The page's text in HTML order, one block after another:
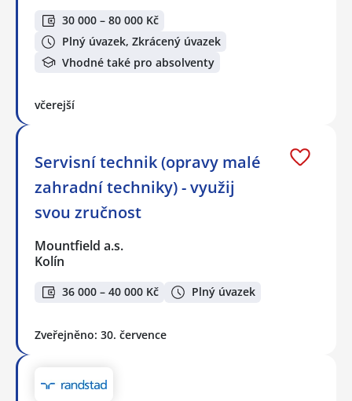
30 000 – 80 000 Kč
Plný úvazek, Zkrácený úvazek
Vhodné také pro absolventy
včerejší
Servisní technik (opravy malé
zahradní techniky) - využij
svou zručnost
Mountfield a.s.
Kolín
36 000 – 40 000 Kč Plný úvazek
Zveřejněno: 30. července